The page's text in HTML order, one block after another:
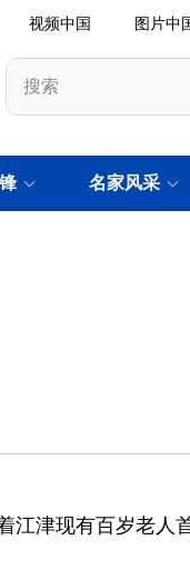
视频中国 图片中
名家风采
江津现有百岁老人